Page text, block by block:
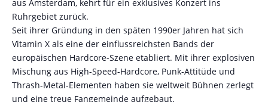
aus Amsterdam, kehrt für ein exklusives Konzert ins
Ruhrgebiet zurück.
Seit ihrer Gründung in den späten 1990er Jahren hat sich
Vitamin X als eine der einflussreichsten Bands der
europäischen Hardcore-Szene etabliert. Mit ihrer explosiven
Mischung aus High-Speed-Hardcore, Punk-Attitüde und
Thrash-Metal-Elementen haben sie weltweit Bühnen zerlegt
und eine treue Fangemeinde aufgebaut.